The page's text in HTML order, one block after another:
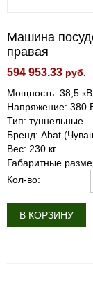
Машина
правая
594 953.33 руб.
Мощность: 38,5
Напряжение: 380
Тип: туннельные
Бренд: Abat
Вес: 230 кг
Габаритные
Кол-во:
В КОРЗИНУ